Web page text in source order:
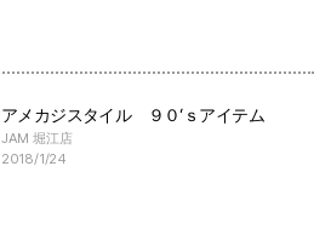
アメカジスタイル ９０‘ｓアイテム
JAM 堀江店
2018/1/24